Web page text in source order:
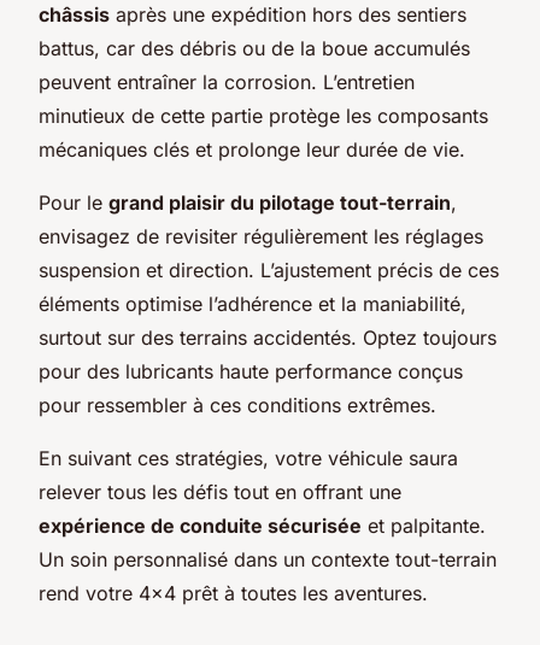
châssis après une expédition hors des sentiers
battus, car des débris ou de la boue accumulés
peuvent entraîner la corrosion. L’entretien
minutieux de cette partie protège les composants
mécaniques clés et prolonge leur durée de vie.
Pour le grand plaisir du pilotage tout-terrain,
envisagez de revisiter régulièrement les réglages
suspension et direction. L’ajustement précis de ces
éléments optimise l’adhérence et la maniabilité,
surtout sur des terrains accidentés. Optez toujours
pour des lubricants haute performance conçus
pour ressembler à ces conditions extrêmes.
En suivant ces stratégies, votre véhicule saura
relever tous les défis tout en offrant une
expérience de conduite sécurisée et palpitante.
Un soin personnalisé dans un contexte tout-terrain
rend votre 4×4 prêt à toutes les aventures.